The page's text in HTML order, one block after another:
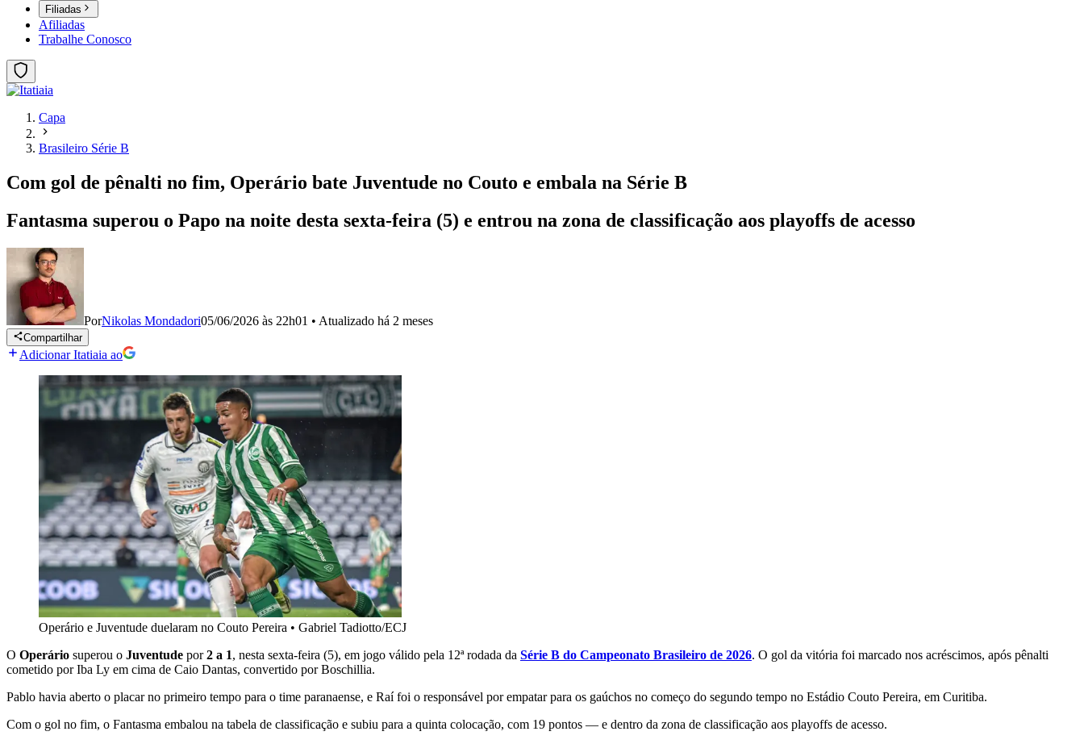
Filiadas
Afiliadas
Trabalhe Conosco
Capa
Brasileiro Série B
Com gol de pênalti no fim, Operário bate Juventude no Couto e embala na Série B
Fantasma superou o Papo na noite desta sexta-feira (5) e entrou na zona de classificação aos playoffs de acesso
PorNikolas Mondadori05/06/2026 às 22h01 • Atualizado há 2 meses
Compartilhar
Adicionar Itatiaia ao
Operário e Juventude duelaram no Couto Pereira • Gabriel Tadiotto/ECJ
O Operário superou o Juventude por2 a 1, nesta sexta-feira (5), em jogo válido pela 12ª rodada da Série B do Campeonato Brasileiro de 2026. O gol da vitória foi marcado nos acréscimos, após pênalti
cometido por Iba Ly em cima de Caio Dantas, convertido por Boschillia.
Pablo havia aberto o placar no primeiro tempo para o time paranaense, e Raí foi o responsável por empatar para os gaúchos no começo do segundo tempo no Estádio Couto Pereira, em Curitiba.
Com o gol no fim, o Fantasma embalou na tabela de classificação e subiu para a quinta colocação, com 19 pontos — e dentro da zona de classificação aos playoffs de acesso.